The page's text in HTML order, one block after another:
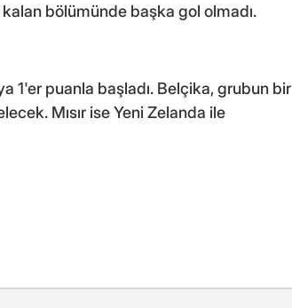
bölümünde başka gol olmadı.
1'er puanla başladı. Belçika, grubun bir
Mısır ise Yeni Zelanda ile